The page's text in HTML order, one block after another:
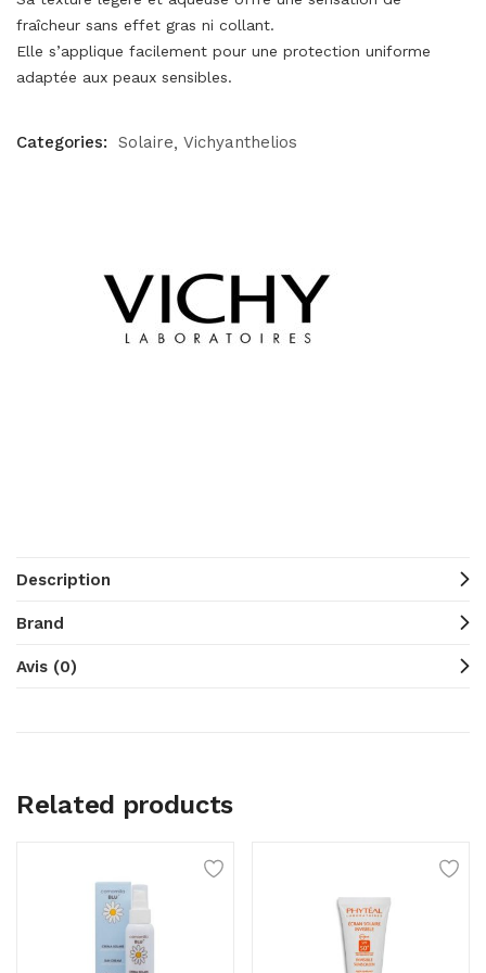
fraîcheur sans effet gras ni collant.
Elle s’applique facilement pour une protection uniforme
adaptée aux peaux sensibles.
Categories: Solaire Vichyanthelios
Description
Brand
Avis (0)
Related products